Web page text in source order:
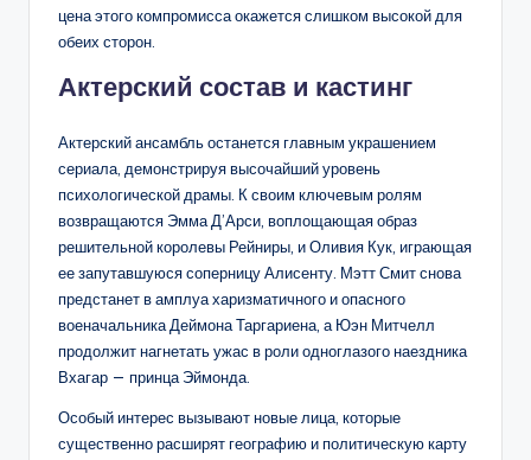
цена этого компромисса окажется слишком высокой для
обеих сторон.
Актерский состав и кастинг
Актерский ансамбль останется главным украшением
сериала, демонстрируя высочайший уровень
психологической драмы. К своим ключевым ролям
возвращаются Эмма Д’Арси, воплощающая образ
решительной королевы Рейниры, и Оливия Кук, играющая
ее запутавшуюся соперницу Алисенту. Мэтт Смит снова
предстанет в амплуа харизматичного и опасного
военачальника Деймона Таргариена, а Юэн Митчелл
продолжит нагнетать ужас в роли одноглазого наездника
Вхагар — принца Эймонда.
Особый интерес вызывают новые лица, которые
существенно расширят географию и политическую карту